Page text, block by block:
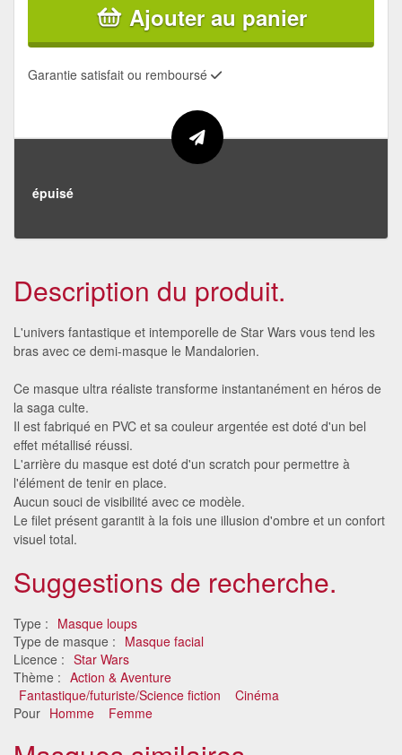
Ajouter au panier
Garantie satisfait ou remboursé
épuisé
Description du produit.
L'univers fantastique et intemporelle de Star Wars vous tend les
bras avec ce demi-masque le Mandalorien.
Ce masque ultra réaliste transforme instantanément en héros de
la saga culte.
Il est fabriqué en PVC et sa couleur argentée est doté d'un bel
effet métallisé réussi.
L'arrière du masque est doté d'un scratch pour permettre à
l'élément de tenir en place.
Aucun souci de visibilité avec ce modèle.
Le filet présent garantit à la fois une illusion d'ombre et un confort
visuel total.
Suggestions de recherche.
Type : Masque loups
Type de masque : Masque facial
Licence : Star Wars
Thème : Action & Aventure
Fantastique/futuriste/Science fiction
Cinéma
Pour Homme Femme